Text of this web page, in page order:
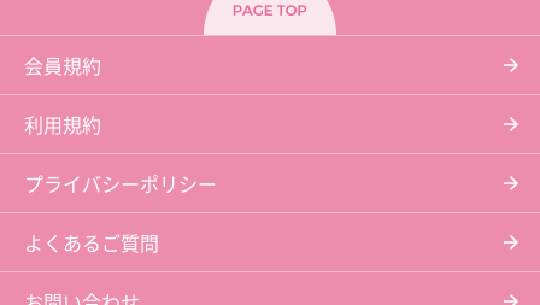
会員規約
利用規約
プライバシーポリシー
よくあるご質問